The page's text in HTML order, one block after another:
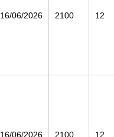
16/06/2026 2100 12
16/06/2026 2100 12